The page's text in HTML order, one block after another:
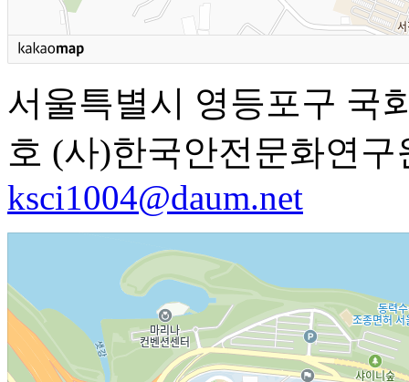
서울특별시 영등포구 국
호 (사)한국안전문화연
ksci1004@daum.net